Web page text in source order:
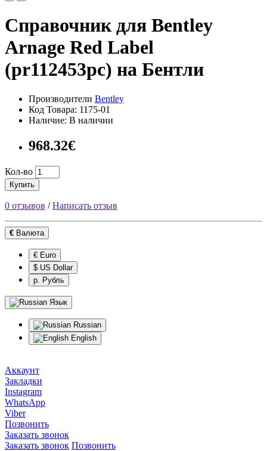
Справочник для Bentley
Arnage Red Label
(pr112453pc) на Бентли
Производители Bentley
Код Товара: 1175-01
Наличие: В наличии
968.32€
Кол-во
Купить
0 отзывов /Написать отзыв
€ Валюта
€ Euro
$ US Dollar
р. Рубль
Язык
Russian
English
Аккаунт
Закладки
Instagram
WhatsApp
Viber
Позвонить
Заказать звонок
Заказать звонок Позвонить